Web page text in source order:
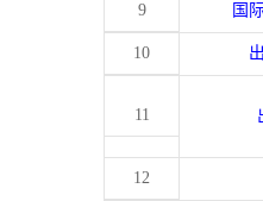
9 国
10
11
12